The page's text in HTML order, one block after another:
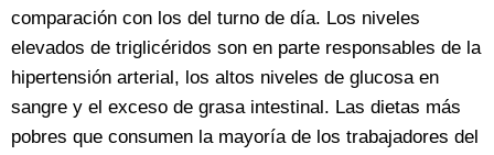
comparación con los del turno de día. Los niveles
elevados de triglicéridos son en parte responsables de la
hipertensión arterial, los altos niveles de glucosa en
sangre y el exceso de grasa intestinal. Las dietas más
pobres que consumen la mayoría de los trabajadores del